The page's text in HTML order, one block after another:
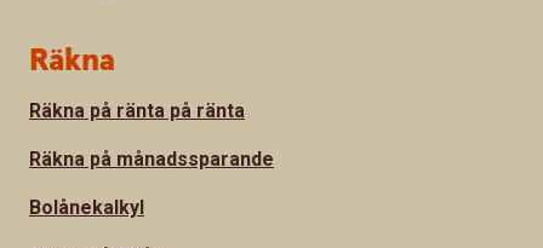
Sidfot
Räkna
Räkna på ränta på ränta
Räkna på månadssparande
Bolånekalkyl